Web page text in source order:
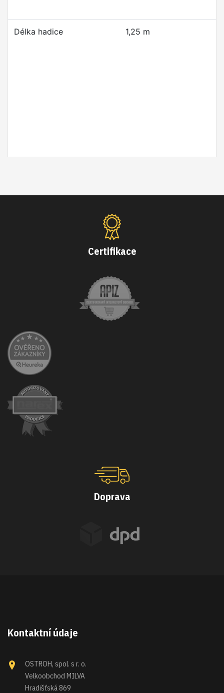
Délka hadice 1,25 m
Certifikace
Doprava
Kontaktní údaje
OSTROH, spol. s r. o.
Velkoobchod MILVA
Hradišťská 869